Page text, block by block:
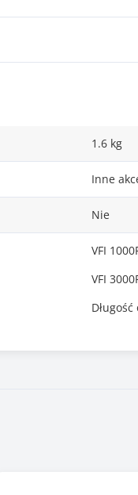
1.6 kg
Inne
Nie
VFI
VFI